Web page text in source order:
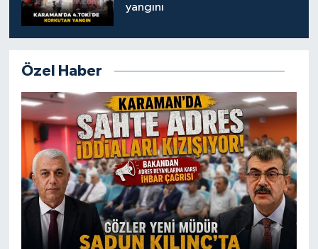
yangını
Özel Haber